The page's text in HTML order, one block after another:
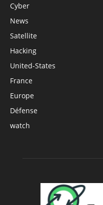
Cyber
News
Satellite
Hacking
United-States
France
Europe
Défense
watch